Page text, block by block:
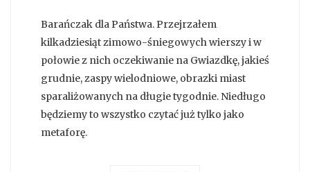
Barańczak dla Państwa. Przejrzałem
kilkadziesiąt zimowo-śniegowych wierszy i w
połowie z nich oczekiwanie na Gwiazdkę, jakieś
grudnie, zaspy wielodniowe, obrazki miast
sparaliżowanych na długie tygodnie. Niedługo
będziemy to wszystko czytać już tylko jako
metaforę.